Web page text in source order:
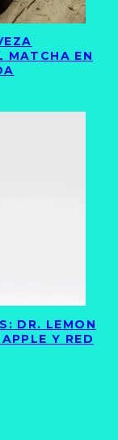
MATCHA EN
DR. LEMON
Y RED